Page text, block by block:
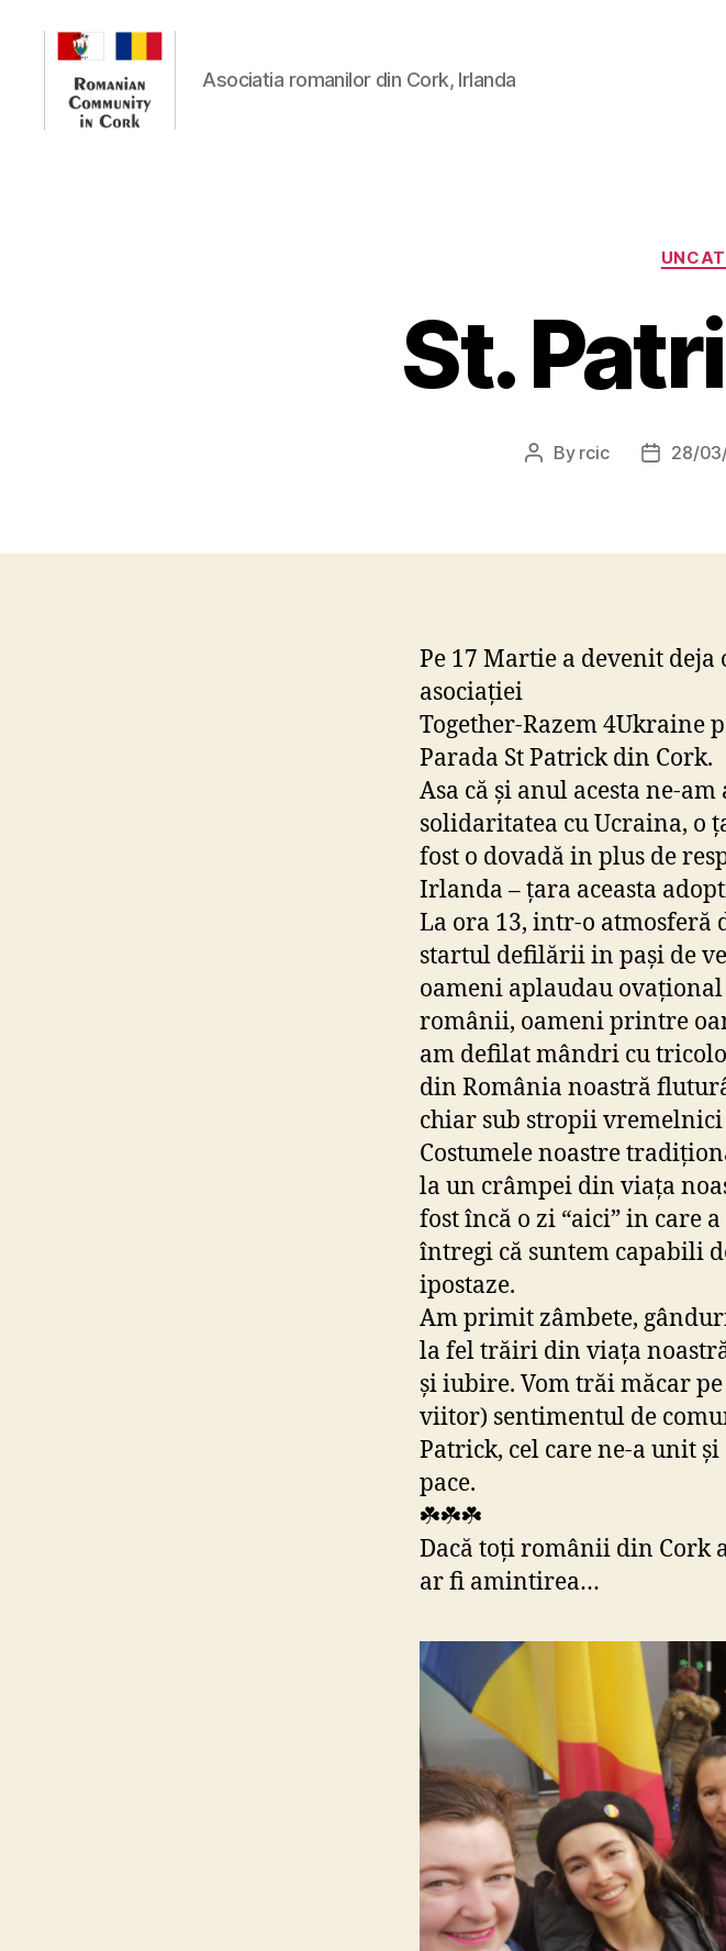
Asociatia romanilor din Cork, Irlanda
St.
Post
By rcic
Post28/
Pe 17 Martie a devenit
asociației
Together-Razem 4Ukraine
Parada St Patrick din Cork.
Asa că și anul acesta ne-
solidaritatea cu Ucraina, o
fost o dovadă in plus de
Irlanda – țara aceasta
La ora 13, intr-o atmosferă
startul defilării in pași de
oameni aplaudau
românii, oameni printre
am defilat mândri cu
din România noastră
chiar sub stropii vremelnici
Costumele noastre
la un crâmpei din viața
fost încă o zi “aici” in care
întregi că suntem capabili
ipostaze.
Am primit zâmbete,
la fel trăiri din viața
și iubire. Vom trăi măcar
viitor) sentimentul de
Patrick, cel care ne-a unit
pace.
☘️☘️☘️
Dacă toți românii din Cork
ar fi amintirea…